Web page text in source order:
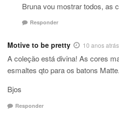
Bruna vou mostrar todos, as
Responder
Motive to be pretty 10 anos atrás
A coleção está divina! As cores
esmaltes qto para os batons Matte.
Bjos
Responder